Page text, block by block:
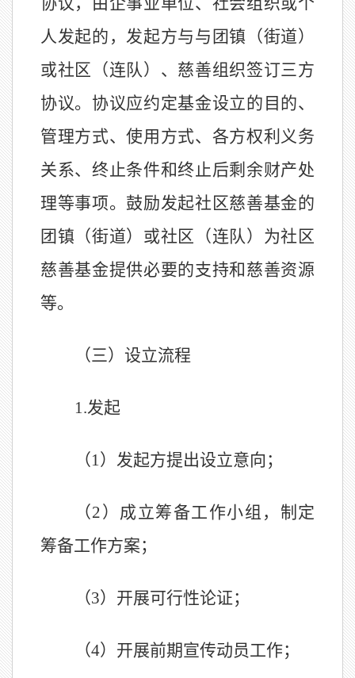
人发起的，发起方与与 团镇 （街道）
或社区 （连队）、慈善组织签订三方
协议。 协议应约定基金设立的 目的、
管理方式、使用方式、各方权利义务
关系、终止条件和终止后剩余财产处
理等事项。 鼓励发起社区慈善基金的
团 镇 （街道）或社区 （连队） 为社区
慈善基金提供必要的支持和慈善资源
等。
（三）设立流程
1.发起
（1）发起方提出设立意向；
（2 ）成立筹备工作小组，制定
筹备工作方案；
（3）开展可行性论证；
（4）开展前期宣传动员工作；